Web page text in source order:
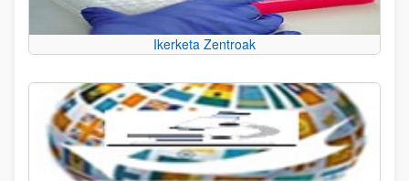
Ikerketa Zentroak